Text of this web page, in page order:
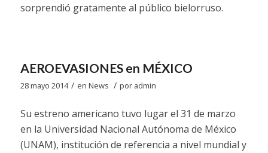
sorprendió gratamente al público bielorruso.
AEROEVASIONES en MÉXICO
28 mayo 2014 / en News / por admin
Su estreno americano tuvo lugar el 31 de marzo
en la Universidad Nacional Autónoma de México
(UNAM), institución de referencia a nivel mundial y